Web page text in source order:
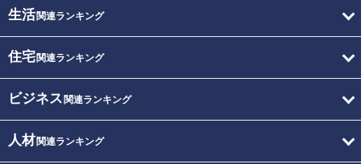
生活関連ランキング
住宅関連ランキング
ビジネス 関連ランキング
人材関連ランキング